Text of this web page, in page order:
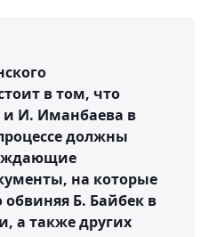
в том, что
И. Иманбаева в
должны
на которые
Б. Байбек в
а также других